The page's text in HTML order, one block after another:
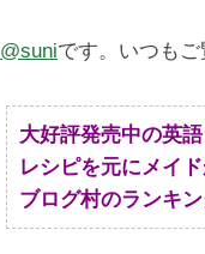
@suniです。いつもご
大好評発売中の英
レシピを元にメイ
ブログ村のランキ